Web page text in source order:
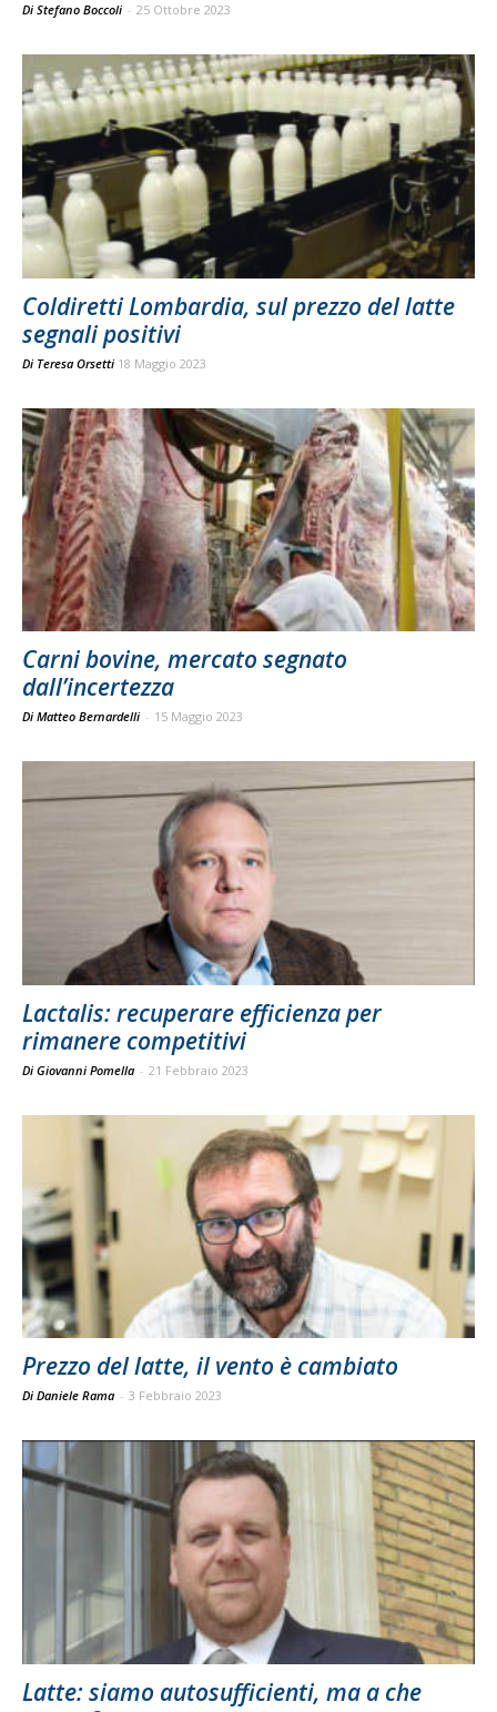
Di Stefano Boccoli - 25 Ottobre 2023
Coldiretti Lombardia, sul prezzo del latte
segnali positivi
Di Teresa Orsetti 18 Maggio 2023
Carni bovine, mercato segnato
dall’incertezza
Di Matteo Bernardelli - 15 Maggio 2023
Lactalis: recuperare efficienza per
rimanere competitivi
Di Giovanni Pomella - 21 Febbraio 2023
Prezzo del latte, il vento è cambiato
Di Daniele Rama - 3 Febbraio 2023
Latte: siamo autosufficienti, ma a che